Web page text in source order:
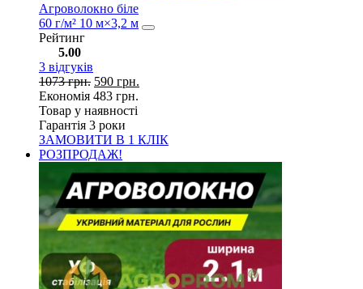
Агроволокно біле
60 г/м² 10 м×3,2 м
Рейтинг
5.00
3 відгуків
1073грн. 590 грн.
Економія 483 грн.
Товар у наявності
Гарантія 3 роки
ЗАМОВИТИ В 1 КЛІК
РОЗПРОДАЖ!